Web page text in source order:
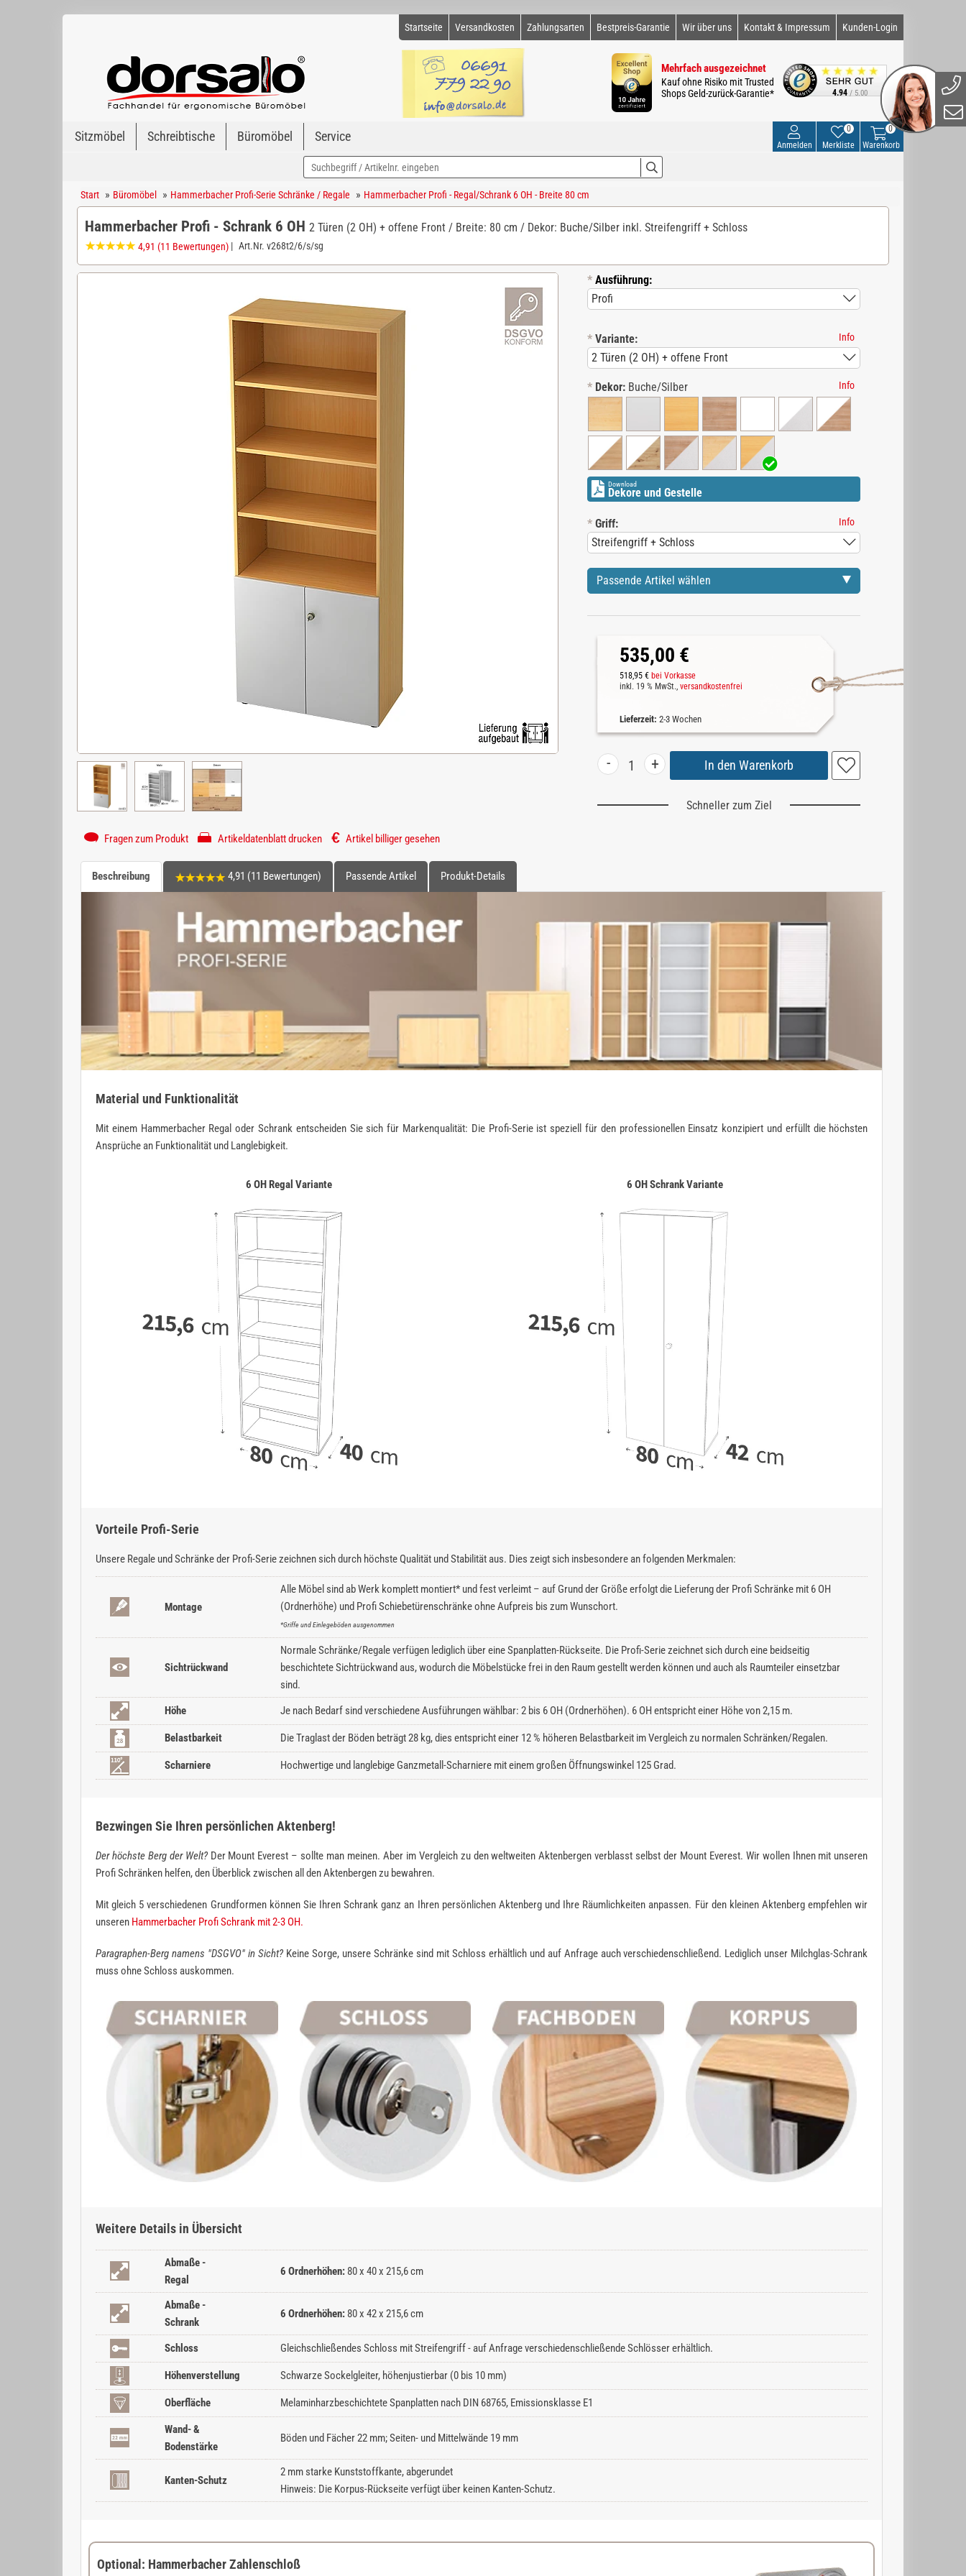
Startseite Versandkosten Zahlungsarten Bestpreis-Garantie Wir über uns Kontakt & Impressum Kunden-Login
Mehrfach ausgezeichnet
Kauf ohne Risiko mit Trusted
Shops Geld-zurück-Garantie*
4.94 / 5.00
Sitzmöbel Schreibtische Büromöbel Service
0
Warenkorb
Merkliste
0
Anmelden
Start » Büromöbel » Hammerbacher Profi-Serie Schränke / Regale » Hammerbacher Profi - Regal/Schrank 6 OH - Breite 80 cm
Hammerbacher Profi - Schrank 6 OH 2 Türen (2 OH) + offene Front / Breite: 80 cm / Dekor: Buche/Silber inkl. Streifengriff + Schloss
4,91 (11 Bewertungen) | Art.Nr. v268t2/6/s/sg
* Ausführung:
* Variante: Info
* Dekor: Buche/Silber Info
Download
Dekore und Gestelle
* Griff: Info
Passende Artikel wählen
535,00 €
518,95 € bei Vorkasse
inkl. 19 % MwSt., versandkostenfrei
Lieferzeit: 2-3 Wochen
- +
Schneller zum Ziel
Fragen zum Produkt Artikeldatenblatt drucken Artikel billiger gesehen
Beschreibung 4,91 (11 Bewertungen) Passende Artikel Produkt-Details
Material und Funktionalität
Mit einem Hammerbacher Regal oder Schrank entscheiden Sie sich für Markenqualität: Die Profi-Serie ist speziell für den professionellen Einsatz konzipiert und erfüllt die höchsten
Ansprüche an Funktionalität und Langlebigkeit.
6 OH Regal Variante 6 OH Schrank Variante
Vorteile Profi-Serie
Unsere Regale und Schränke der Profi-Serie zeichnen sich durch höchste Qualität und Stabilität aus. Dies zeigt sich insbesondere an folgenden Merkmalen:
Montage
Alle Möbel sind ab Werk komplett montiert* und fest verleimt – auf Grund der Größe erfolgt die Lieferung der Profi Schränke mit 6 OH
(Ordnerhöhe) und Profi Schiebetürenschränke ohne Aufpreis bis zum Wunschort.
*Griffe und Einlegeböden ausgenommen
Sichtrückwand
Normale Schränke/Regale verfügen lediglich über eine Spanplatten-Rückseite. Die Profi-Serie zeichnet sich durch eine beidseitig
beschichtete Sichtrückwand aus, wodurch die Möbelstücke frei in den Raum gestellt werden können und auch als Raumteiler einsetzbar
sind.
Höhe
Je nach Bedarf sind verschiedene Ausführungen wählbar: 2 bis 6 OH (Ordnerhöhen). 6 OH entspricht einer Höhe von 2,15 m.
Belastbarkeit Die Traglast der Böden beträgt 28 kg, dies entspricht einer 12 % höheren Belastbarkeit im Vergleich zu normalen Schränken/Regalen.
Scharniere Hochwertige und langlebige Ganzmetall-Scharniere mit einem großen Öffnungswinkel 125 Grad.
Bezwingen Sie Ihren persönlichen Aktenberg!
Der höchste Berg der Welt?Der Mount Everest – sollte man meinen. Aber im Vergleich zu den weltweiten Akten­bergen verblasst selbst der Mount Everest. Wir wollen Ihnen mit unseren
Profi Schränken helfen, den Überblick zwischen all den Aktenbergen zu bewahren.
Mit gleich 5 verschiedenen Grundformen können Sie Ihren Schrank ganz an Ihren persönlichen Aktenberg und Ihre Räumlichkeiten anpassen. Für den kleinen Aktenberg empfehlen wir
unseren Hammerbacher Profi Schrank mit 2-3 OH.
Paragraphen-Berg namens "DSGVO" in Sicht?Keine Sorge, unsere Schränke sind mit Schloss erhältlich und auf Anfrage auch verschiedenschließend. Lediglich unser Milchglas-Schrank
muss ohne Schloss auskommen.
Weitere Details in Übersicht
Abmaße -
Regal
6 Ordnerhöhen: 80 x 40 x 215,6 cm
Abmaße -
Schrank
6 Ordnerhöhen: 80 x 42 x 215,6 cm
Schloss Gleichschließendes Schloss mit Streifengriff - auf Anfrage verschiedenschließende Schlösser erhältlich.
Höhenverstellung Schwarze Sockelgleiter, höhenjustierbar (0 bis 10 mm)
Oberfläche Melaminharzbeschichtete Spanplatten nach DIN 68765, Emissionsklasse E1
Wand- &
Bodenstärke
Böden und Fächer 22 mm; Seiten- und Mittelwände 19 mm
Kanten-Schutz
2 mm starke Kunststoffkante, abgerundet
Hinweis: Die Korpus-Rückseite verfügt über keinen Kanten-Schutz.
Optional: Hammerbacher Zahlenschloß